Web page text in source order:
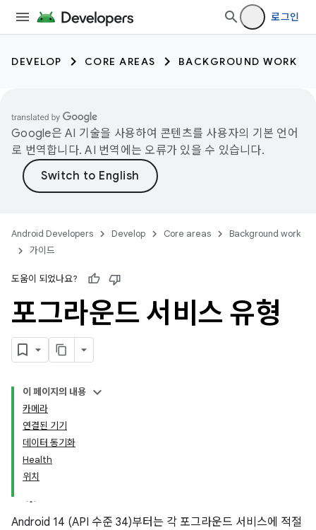
로그인
DEVELOP CORE AREAS BACKGROUND WORK
Google은 AI 기술을 사용하여 콘텐츠를 사용자의 기본 언어
로 번역합니다. AI 번역에는 오류가 있을 수 있습니다.
Android Developers Develop Core areas
Background work
가이드
도움이 되었나요?
포그라운드 서비스 유형
이 페이지의 내용
카메라
연결된 기기
데이터 동기화
Health
위치
Android 14 (API 수준 34)부터는 각 포그라운드 서비스에 적절